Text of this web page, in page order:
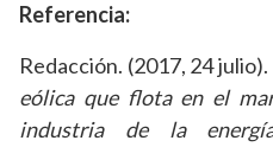
Referencia:
Redacción. (2017, 24 julio).
eólica que flota en el
industria de la